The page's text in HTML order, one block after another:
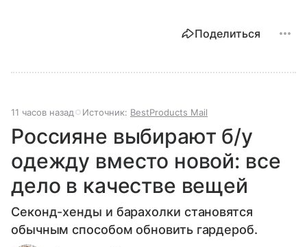
Поделиться
11 часов назад Источник: BestProducts Mail
Россияне выбирают б/у
одежду вместо новой: все
дело в качестве вещей
Секонд-хенды и барахолки становятся
обычным способом обновить гардероб.